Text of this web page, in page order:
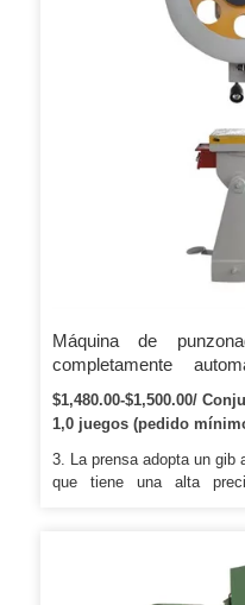
Máquina de
completamente
contenedores de papel
coche utensilio de acero
$1,480.00-$1,500.00/
1,0 juegos (pedido
3. La prensa adopta un gib
que tiene una alta
restablecerse
inactividad y mejorar la